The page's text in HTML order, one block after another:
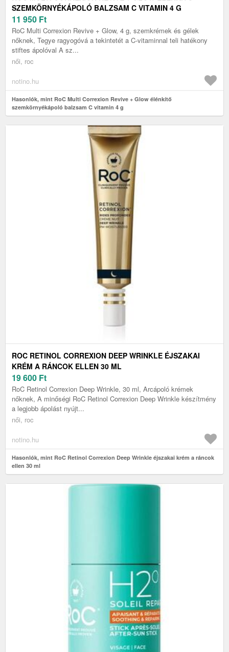
SZEMKÖRNYÉKÁPOLÓ BALZSAM C VITAMIN 4 G
11 950 Ft
RoC Multi Correxion Revive + Glow, 4 g, szemkrémek és gélek
nőknek, Tegye ragyogóvá a tekintetét a C-vitaminnal teli hatékony
stiftes ápolóval A sz...
női, roc
notino.hu
Hasonlók, mint RoC Multi Correxion Revive + Glow élénkítő
szemkörnyékápoló balzsam C vitamin 4 g
ROC RETINOL CORREXION DEEP WRINKLE ÉJSZAKAI
KRÉM A RÁNCOK ELLEN 30 ML
19 600 Ft
RoC Retinol Correxion Deep Wrinkle, 30 ml, Arcápoló krémek
nőknek, A minőségi RoC Retinol Correxion Deep Wrinkle készítmény
a legjobb ápolást nyújt...
női, roc
notino.hu
Hasonlók, mint RoC Retinol Correxion Deep Wrinkle éjszakai krém a ráncok
ellen 30 ml